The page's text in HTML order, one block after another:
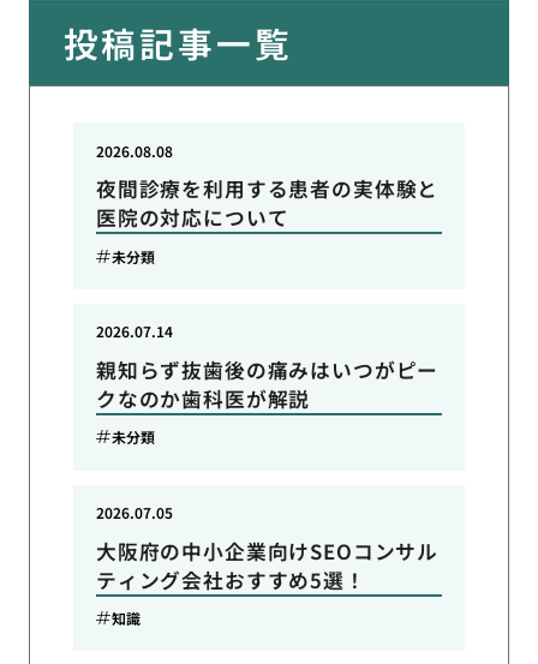
投稿記事一覧
夜間診療を利用する患者の実体験と
医院の対応について
2026.08.08
未分類
親知らず抜歯後の痛みはいつがピー
クなのか歯科医が解説
2026.07.14
未分類
大阪府の中小企業向けSEOコンサル
ティング会社おすすめ5選！
2026.07.05
知識